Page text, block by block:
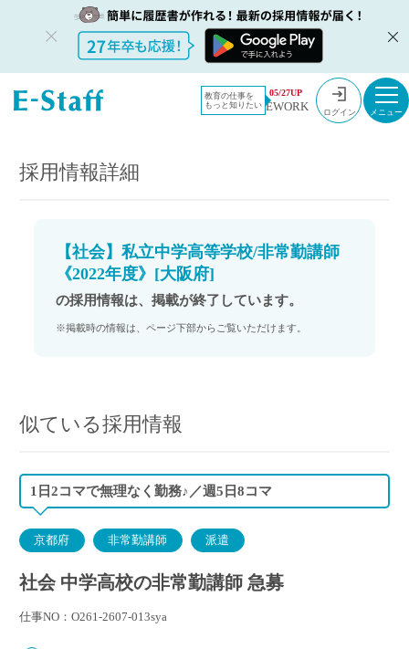
教育の仕事を
もっと知りたい
05/27UP
EWORK ログイン
教員採用情
報のイー・
採用情報
【社会】私立中学高等学校/非常勤講師《2022年度》[大阪府]
採用情報詳細
【社会】私立中学高等学校/非常勤講師
《2022年度》[大阪府]
の採用情報は、掲載が終了しています。
※掲載時の情報は、ページ下部からご覧いただけます。
似ている採用情報
1日2コマで無理なく勤務♪／週5日8コマ
京都府 非常勤講師 派遣
社会 中学高校の非常勤講師 急募
仕事NO：O261-2607-013sya